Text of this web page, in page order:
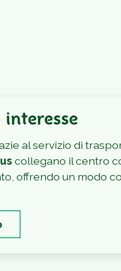
interesse
al servizio di
collegano il centro
offrendo un modo